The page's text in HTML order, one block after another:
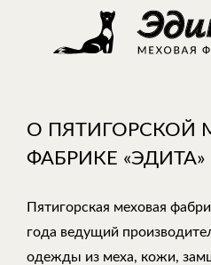
О ПЯТИГОРСКОЙ
ФАБРИКЕ «ЭДИТА»
Пятигорская меховая
года ведущий
одежды из меха, кожи,